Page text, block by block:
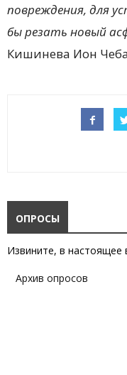
повреждения, для
бы резать новый
Кишинева Ион
ОПРОСЫ
Извините, в настоящее
Архив опросов